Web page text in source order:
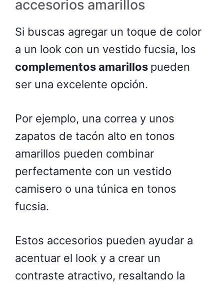
accesorios amarillos
Si buscas agregar un toque de color
a un look con un vestido fucsia, los
complementos amarillos pueden
ser una excelente opción.
Por ejemplo, una correa y unos
zapatos de tacón alto en tonos
amarillos pueden combinar
perfectamente con un vestido
camisero o una túnica en tonos
fucsia.
Estos accesorios pueden ayudar a
acentuar el look y a crear un
contraste atractivo, resaltando la